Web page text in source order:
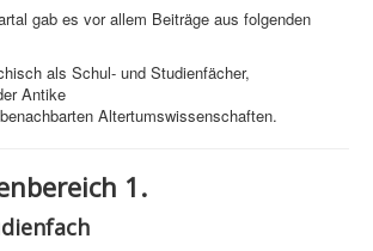
gab es vor allem Beiträge aus folgenden
als Schul- und Studienfächer,
Antike
Altertumswissenschaften.
1.